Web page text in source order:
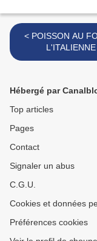
< POISSON AU FOUR A
L'ITALIENNE
Hébergé par
Top articles
Pages
Contact
Signaler un abus
C.G.U.
Cookies et données
Préférences cookies